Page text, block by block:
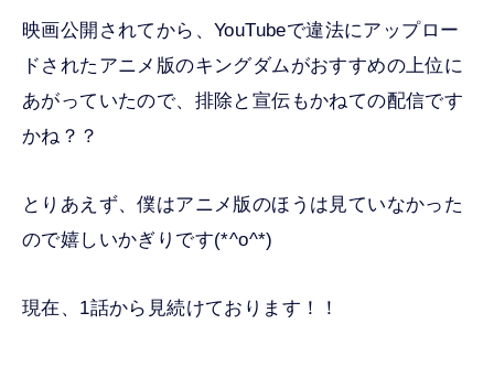
映画公開されてから、YouTubeで違法にアップロー
ドされたアニメ版のキングダムがおすすめの上位に
あがっていたので、排除と宣伝もかねての配信です
かね？？
とりあえず、僕はアニメ版のほうは見ていなかった
ので嬉しいかぎりです(*^o^*)
現在、1話から見続けております！！